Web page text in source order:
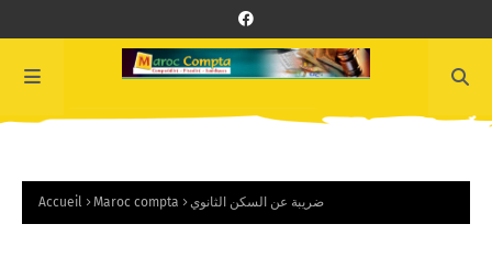
Accueil Maroc compta ضريبة عن السكن الثانوي